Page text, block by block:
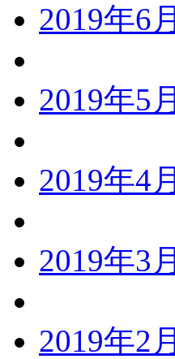
2019年6月
2019年5月
2019年4月
2019年3月
2019年2月